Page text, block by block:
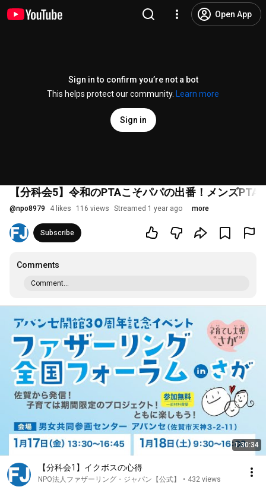
Open App
Sign in to confirm you’re not a bot
This helps protect our community.
Learn more
Sign in
【分科会5】令和のPTAこそパパの出番！メンズPTA
@npo8979 4 likes 116 views Streamed 1 year ago more
Subscribe
Comments
Comment...
1:30:34
【分科会1】イクボスの心得
NPO法人ファザーリング・ジャパン【公式】 • 432 views